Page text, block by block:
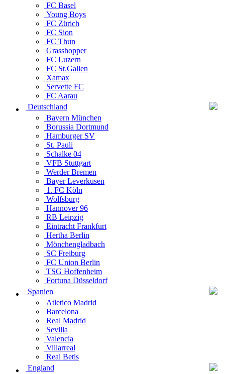
FC Basel
Young Boys
FC Zürich
FC Sion
FC Thun
Grasshopper
FC Luzern
FC St.Gallen
Xamax
Servette FC
FC Aarau
Deutschland
Bayern München
Borussia Dortmund
Hamburger SV
St. Pauli
Schalke 04
VFB Stuttgart
Werder Bremen
Bayer Leverkusen
1. FC Köln
Wolfsburg
Hannover 96
RB Leipzig
Eintracht Frankfurt
Hertha Berlin
Mönchengladbach
SC Freiburg
FC Union Berlin
TSG Hoffenheim
Fortuna Düsseldorf
Spanien
Atletico Madrid
Barcelona
Real Madrid
Sevilla
Valencia
Villarreal
Real Betis
England